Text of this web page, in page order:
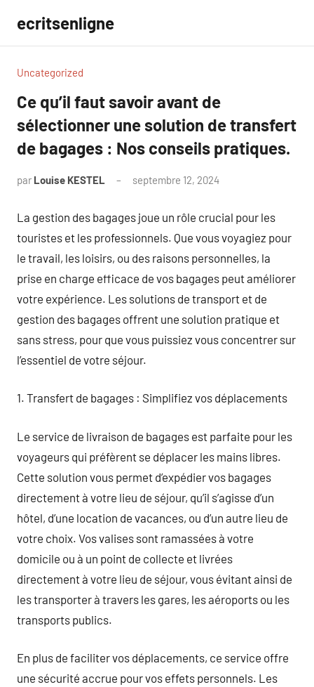
contenu
ecritsenligne
Uncategorized
Ce qu’il faut savoir avant de
sélectionner une solution de transfert
de bagages : Nos conseils pratiques.
par Louise KESTEL septembre 12, 2024
La gestion des bagages joue un rôle crucial pour les
touristes et les professionnels. Que vous voyagiez pour
le travail, les loisirs, ou des raisons personnelles, la
prise en charge efficace de vos bagages peut améliorer
votre expérience. Les solutions de transport et de
gestion des bagages offrent une solution pratique et
sans stress, pour que vous puissiez vous concentrer sur
l’essentiel de votre séjour.
1. Transfert de bagages : Simplifiez vos déplacements
Le service de livraison de bagages est parfaite pour les
voyageurs qui préfèrent se déplacer les mains libres.
Cette solution vous permet d’expédier vos bagages
directement à votre lieu de séjour, qu’il s’agisse d’un
hôtel, d’une location de vacances, ou d’un autre lieu de
votre choix. Vos valises sont ramassées à votre
domicile ou à un point de collecte et livrées
directement à votre lieu de séjour, vous évitant ainsi de
les transporter à travers les gares, les aéroports ou les
transports publics.
En plus de faciliter vos déplacements, ce service offre
une sécurité accrue pour vos effets personnels. Les